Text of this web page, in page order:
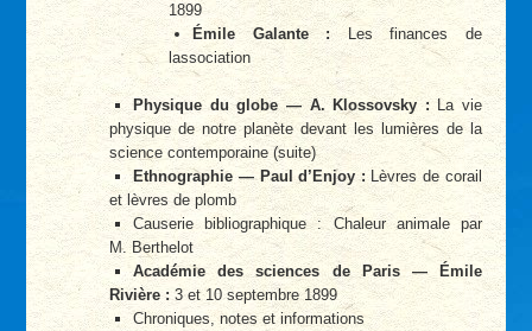
1899
Émile Galante : Les finances de
lassociation
Physique du globe — A. Klossovsky :La vie
physique de notre planète devant les lumières de la
science contemporaine (suite)
Ethnographie — Paul d’Enjoy : Lèvres de corail
et lèvres de plomb
Causerie bibliographique : Chaleur animale par
M. Berthelot
Académie des sciences de Paris — Émile
Rivière : 3 et 10 septembre 1899
Chroniques, notes et informations